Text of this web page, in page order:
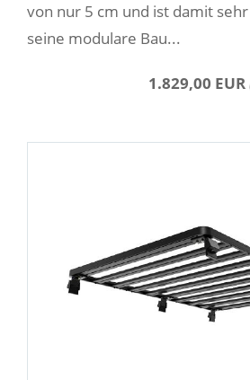
von nur 5 cm und ist damit
seine modulare Bau...
1.829,00 EUR